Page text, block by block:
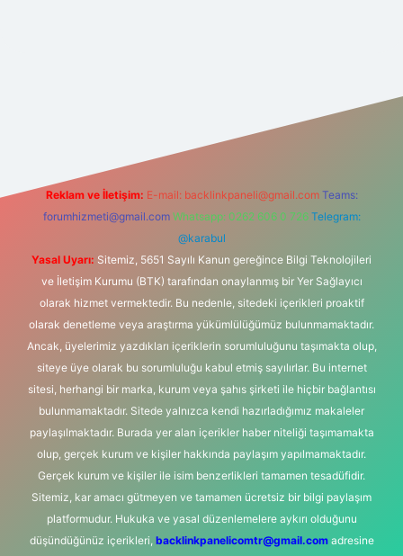
Reklam ve İletişim: E-mail: backlinkpaneli@gmail.com Teams:
forumhizmeti@gmail.com Whatsapp: 0262 606 0 726 Telegram:
@karabul
Yasal Uyarı: Sitemiz, 5651 Sayılı Kanun gereğince Bilgi Teknolojileri
ve İletişim Kurumu (BTK) tarafından onaylanmış bir Yer Sağlayıcı
olarak hizmet vermektedir. Bu nedenle, sitedeki içerikleri proaktif
olarak denetleme veya araştırma yükümlülüğümüz bulunmamaktadır.
Ancak, üyelerimiz yazdıkları içeriklerin sorumluluğunu taşımakta olup,
siteye üye olarak bu sorumluluğu kabul etmiş sayılırlar. Bu internet
sitesi, herhangi bir marka, kurum veya şahıs şirketi ile hiçbir bağlantısı
bulunmamaktadır. Sitede yalnızca kendi hazırladığımız makaleler
paylaşılmaktadır. Burada yer alan içerikler haber niteliği taşımamakta
olup, gerçek kurum ve kişiler hakkında paylaşım yapılmamaktadır.
Gerçek kurum ve kişiler ile isim benzerlikleri tamamen tesadüfidir.
Sitemiz, kar amacı gütmeyen ve tamamen ücretsiz bir bilgi paylaşım
platformudur. Hukuka ve yasal düzenlemelere aykırı olduğunu
düşündüğünüz içerikleri, backlinkpanelicomtr@gmail.comadresine